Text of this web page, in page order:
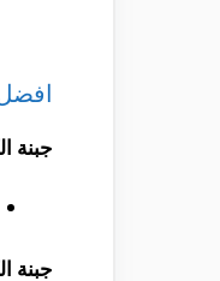
جبنة
جبنة